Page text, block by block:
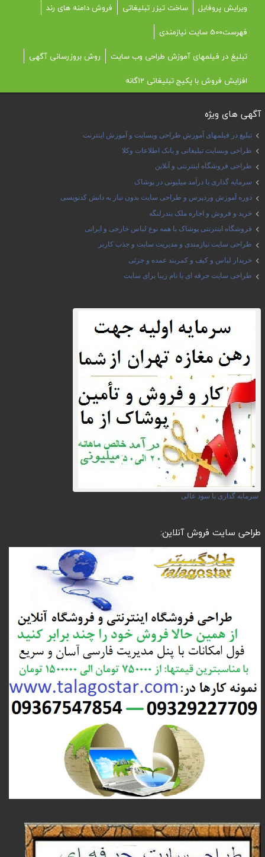
ویرایش پروفایل
ساخت تیزر تبلیغاتی
فروش دامنه های رند
فهرست500 سایت نیازمندی
تبلیغ در فیلمهای آموزش طراحی وب سایت
روش بروزرسانی آگهی
افزایش فروش با پکیج تبلیغاتی 12گانه
آگهی های ویژه
تبلیغ در فیلمهای آموزش طراحی وبسایت و آموزش اینترنت
طراحی وبسایت تبلیغاتی و بانک اطلاعات وکلا
طراحی فروشگاه اینترنتی و آنلاین
سرمایه گذاری با درآمد میلیونی در پوشاک
دوره آموزش وردپرس و طراحی سایت بدون نیاز به دانش کدنویسی
خرید و فروش و اجاره ملک بندرلنگه
فروشگاه اینترنتی پوشاک با همه نوع لباس خارجی و ایرانی
طراحی سایت نیازمندی و مدیریت سایت و جذب کاربر
خریدار لباس و کیف و کمربند عمده و جزئی
طراحی سایت حرفه ای با نام زیبا برای سایت
سرمایه گذاری با سود عالی
طراحی سایت فروش آنلاین: